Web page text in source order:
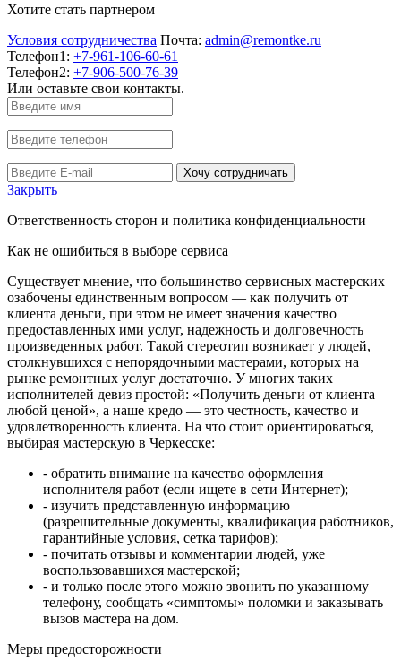
Хотите стать партнером
Условия сотрудничества Почта: admin@remontke.ru
Телефон1: +7-961-106-60-61
Телефон2: +7-906-500-76-39
Или оставьте свои контакты.
Хочу сотрудничать
Закрыть
Ответственность сторон и политика конфиденциальности
Как не ошибиться в выборе сервиса
Существует мнение, что большинство сервисных мастерских
озабочены единственным вопросом — как получить от
клиента деньги, при этом не имеет значения качество
предоставленных ими услуг, надежность и долговечность
произведенных работ. Такой стереотип возникает у людей,
столкнувшихся с непорядочными мастерами, которых на
рынке ремонтных услуг достаточно. У многих таких
исполнителей девиз простой: «Получить деньги от клиента
любой ценой», а наше кредо — это честность, качество и
удовлетворенность клиента. На что стоит ориентироваться,
выбирая мастерскую в Черкесске:
- обратить внимание на качество оформления
исполнителя работ (если ищете в сети Интернет);
- изучить представленную информацию
(разрешительные документы, квалификация работников,
гарантийные условия, сетка тарифов);
- почитать отзывы и комментарии людей, уже
воспользовавшихся мастерской;
- и только после этого можно звонить по указанному
телефону, сообщать «симптомы» поломки и заказывать
вызов мастера на дом.
Меры предосторожности